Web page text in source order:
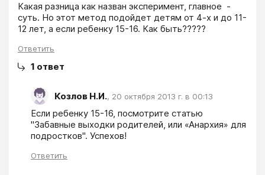
Какая разница как назван эксперимент, главное  -
суть. Но этот метод подойдет детям от 4-х и до 11-
12 лет, а если ребенку 15-16. Как быть?????
Ответить
1 ответ
Козлов Н.И., 20 октября 2013 г. в 00:13
Если ребенку 15-16, посмотрите статью
"Забавные выходки родителей, или «Анархия» для
подростков". Успехов!
Ответить